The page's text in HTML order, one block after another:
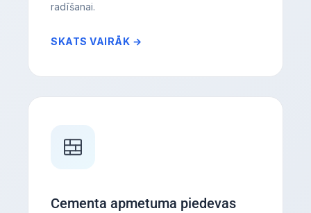
radīšanai.
SKATS VAIRĀK →
Cementa apmetuma piedevas